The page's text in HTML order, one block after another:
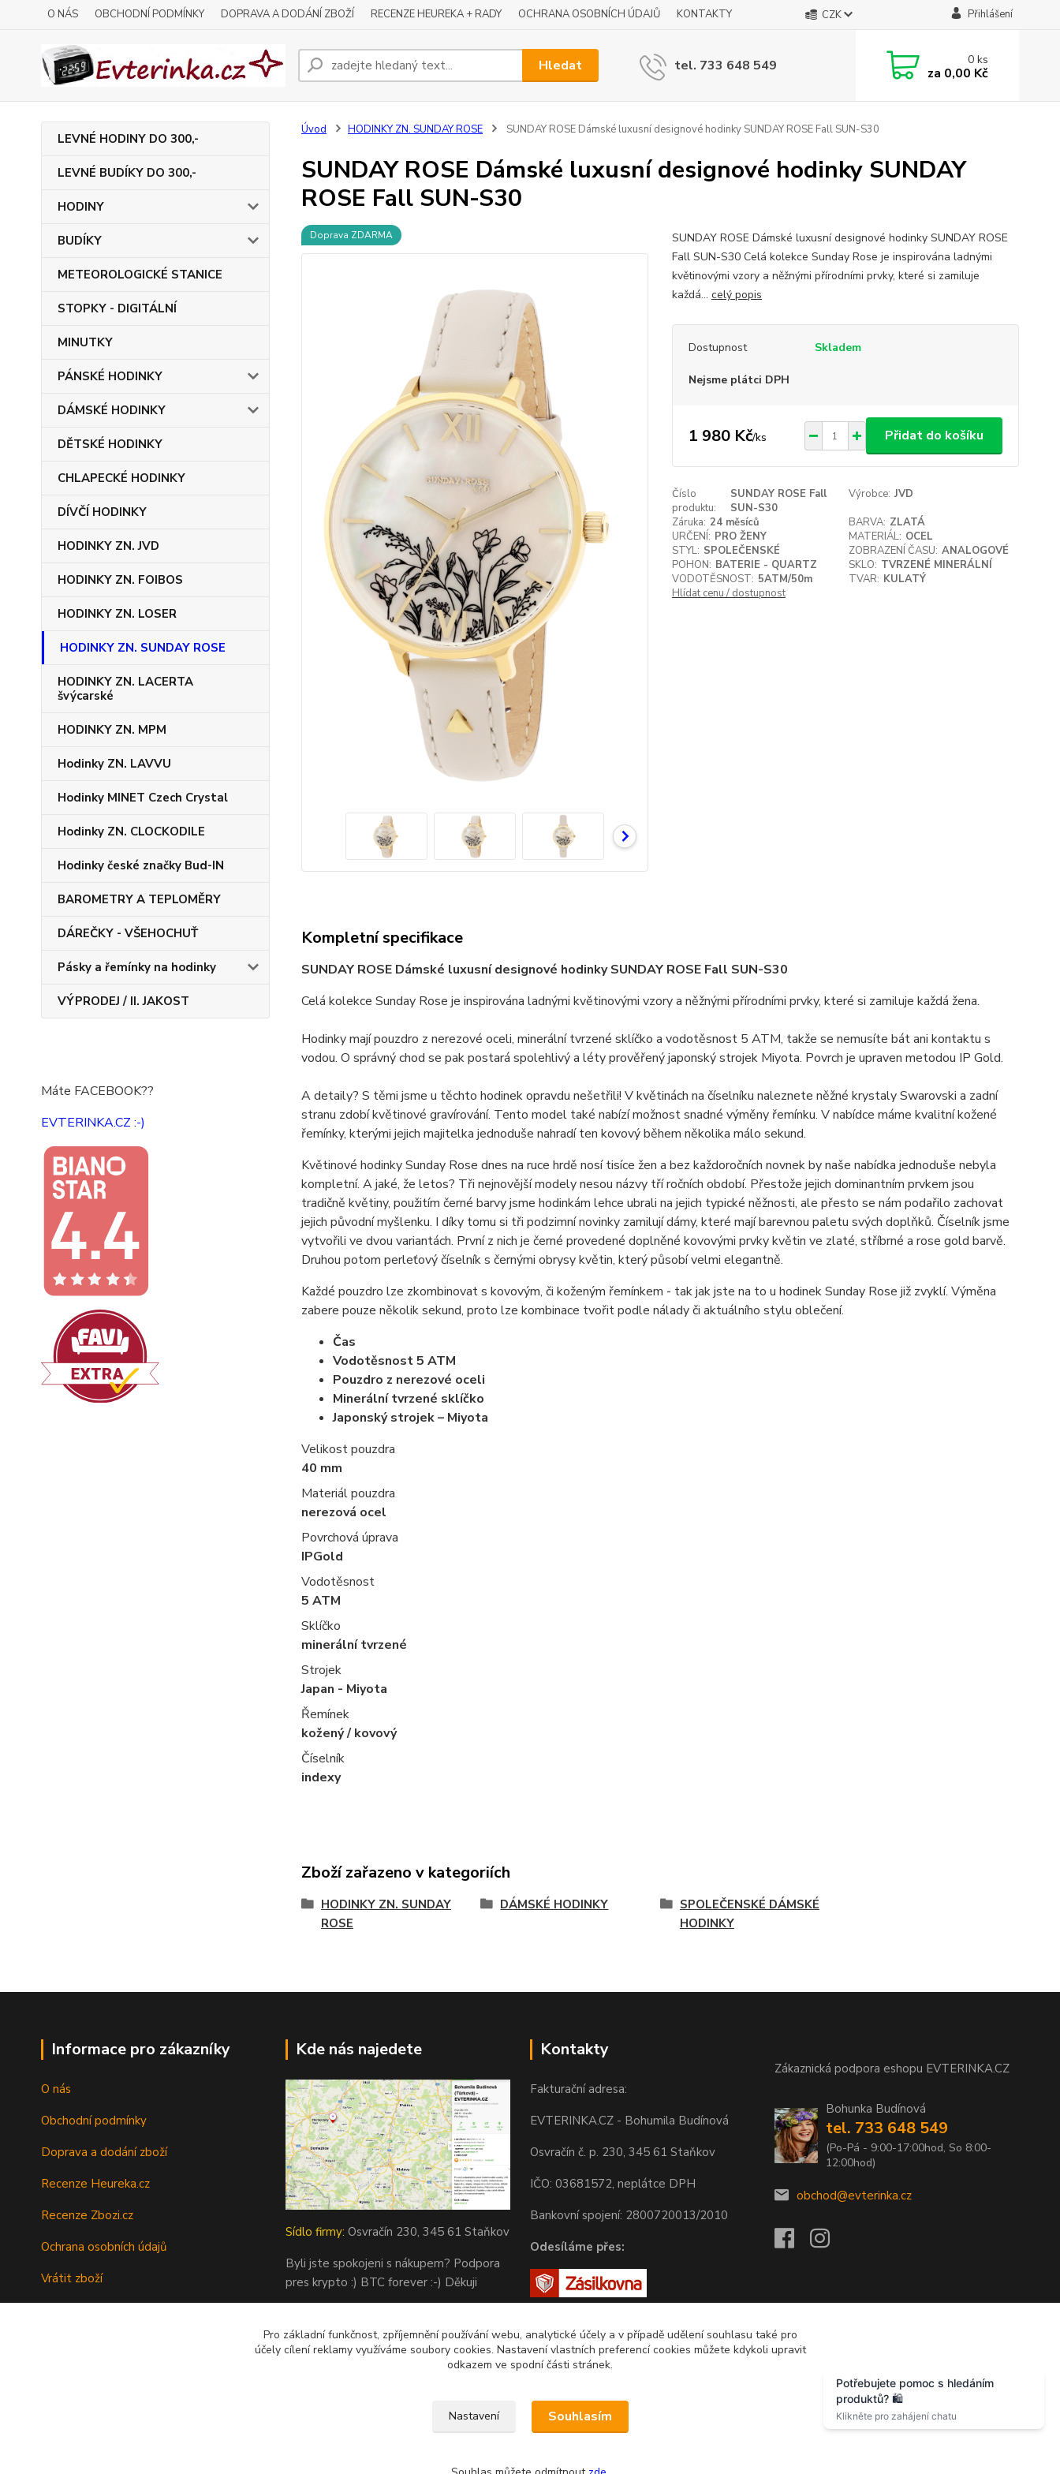
O NÁS OBCHODNÍ PODMÍNKY DOPRAVA A DODÁNÍ ZBOŽÍ RECENZE HEUREKA + RADY OCHRANA OSOBNÍCH ÚDAJŮ KONTAKTY CZK Přihlášení
Hledat tel. 733 648 549 0ks
za 0,00 Kč
LEVNÉ HODINY DO 300,-
LEVNÉ BUDÍKY DO 300,-
HODINY
BUDÍKY
METEOROLOGICKÉ STANICE
STOPKY - DIGITÁLNÍ
MINUTKY
PÁNSKÉ HODINKY
DÁMSKÉ HODINKY
DĚTSKÉ HODINKY
CHLAPECKÉ HODINKY
DÍVČÍ HODINKY
HODINKY ZN. JVD
HODINKY ZN. FOIBOS
HODINKY ZN. LOSER
HODINKY ZN. SUNDAY ROSE
HODINKY ZN. LACERTA
švýcarské
HODINKY ZN. MPM
Hodinky ZN. LAVVU
Hodinky MINET Czech Crystal
Hodinky ZN. CLOCKODILE
Hodinky české značky Bud-IN
BAROMETRY A TEPLOMĚRY
DÁREČKY - VŠEHOCHUŤ
Pásky a řemínky na hodinky
VÝPRODEJ / II. JAKOST
Máte FACEBOOK??
EVTERINKA.CZ :-)
Úvod HODINKY ZN. SUNDAY ROSE SUNDAY ROSE Dámské luxusní designové hodinky SUNDAY ROSE Fall SUN-S30
SUNDAY ROSE Dámské luxusní designové hodinky SUNDAY
ROSE Fall SUN-S30
Doprava ZDARMA
SUNDAY ROSE Dámské luxusní designové hodinky SUNDAY ROSE
Fall SUN-S30 Celá kolekce Sunday Rose je inspirována ladnými
květinovými vzory a něžnými přírodními prvky, které si zamiluje
každá... celý popis
Dostupnost Skladem
Nejsme plátci DPH
1 980 Kč/ks Přidat do košíku
Číslo
produktu:
SUNDAY ROSE Fall
SUN-S30
Výrobce: JVD
Záruka: 24 měsíců BARVA: ZLATÁ
URČENÍ: PRO ŽENY MATERIÁL: OCEL
STYL: SPOLEČENSKÉ ZOBRAZENÍ ČASU: ANALOGOVÉ
POHON: BATERIE - QUARTZ SKLO: TVRZENÉ MINERÁLNÍ
VODOTĚSNOST: 5ATM/50m TVAR: KULATÝ
Hlídat cenu / dostupnost
Kompletní specifikace
SUNDAY ROSE Dámské luxusní designové hodinky SUNDAY ROSE Fall SUN-S30
Celá kolekce Sunday Rose je inspirována ladnými květinovými vzory a něžnými přírodními prvky, které si zamiluje každá žena.
Hodinky mají pouzdro z nerezové oceli, minerální tvrzené sklíčko a vodotěsnost 5 ATM, takže se nemusíte bát ani kontaktu s
vodou. O správný chod se pak postará spolehlivý a léty prověřený japonský strojek Miyota. Povrch je upraven metodou IP Gold.
A detaily? S těmi jsme u těchto hodinek opravdu nešetřili! V květinách na číselníku naleznete něžné krystaly Swarovski a zadní
stranu zdobí květinové gravírování. Tento model také nabízí možnost snadné výměny řemínku. V nabídce máme kvalitní kožené
řemínky, kterými jejich majitelka jednoduše nahradí ten kovový během několika málo sekund.
Květinové hodinky Sunday Rose dnes na ruce hrdě nosí tisíce žen a bez každoročních novnek by naše nabídka jednoduše nebyla
kompletní. A jaké, že letos? Tři nejnovější modely nesou názvy tří ročních období. Přestože jejich dominantním prvkem jsou
tradičně květiny, použitím černé barvy jsme hodinkám lehce ubrali na jejich typické něžnosti, ale přesto se nám podařilo zachovat
jejich původní myšlenku. I díky tomu si tři podzimní novinky zamilují dámy, které mají barevnou paletu svých doplňků. Číselník jsme
vytvořili ve dvou variantách. První z nich je černé provedené doplněné kovovými prvky květin ve zlaté, stříbrné a rose gold barvě.
Druhou potom perleťový číselník s černými obrysy květin, který působí velmi elegantně.
Každé pouzdro lze zkombinovat s kovovým, či koženým řemínkem - tak jak jste na to u hodinek Sunday Rose již zvyklí. Výměna
zabere pouze několik sekund, proto lze kombinace tvořit podle nálady či aktuálního stylu oblečení.
Čas
Vodotěsnost 5 ATM
Pouzdro z nerezové oceli
Minerální tvrzené sklíčko
Japonský strojek – Miyota
Velikost pouzdra
40 mm
Materiál pouzdra
nerezová ocel
Povrchová úprava
IPGold
Vodotěsnost
5 ATM
Sklíčko
minerální tvrzené
Strojek
Japan - Miyota
Řemínek
kožený / kovový
Číselník
indexy
Zboží zařazeno v kategoriích
HODINKY ZN. SUNDAY
ROSE
DÁMSKÉ HODINKY
SPOLEČENSKÉ DÁMSKÉ
HODINKY
Informace pro zákazníky
O nás
Obchodní podmínky
Doprava a dodání zboží
Recenze Heureka.cz
Recenze Zbozi.cz
Ochrana osobních údajů
Vrátit zboží
Kde nás najedete
Sídlo firmy: Osvračín 230, 345 61 Staňkov
Byli jste spokojeni s nákupem? Podpora
pres krypto :) BTC forever :-) Děkuji
Kontakty
Fakturační adresa:
EVTERINKA.CZ - Bohumila Budínová
Osvračín č. p. 230, 345 61 Staňkov
IČO: 03681572, neplátce DPH
Bankovní spojení: 2800720013/2010
Odesíláme přes:
Zákaznická podpora eshopu EVTERINKA.CZ
Bohunka Budínová
tel. 733 648 549
(Po-Pá - 9:00-17:00hod, So 8:00-
12:00hod)
obchod@evterinka.cz
Pro základní funkčnost, zpříjemnění používání webu, analytické účely a v případě udělení souhlasu také pro
účely cílení reklamy využíváme soubory cookies. Nastavení vlastních preferencí cookies můžete kdykoli upravit
odkazem ve spodní části stránek.
Nastavení Souhlasím